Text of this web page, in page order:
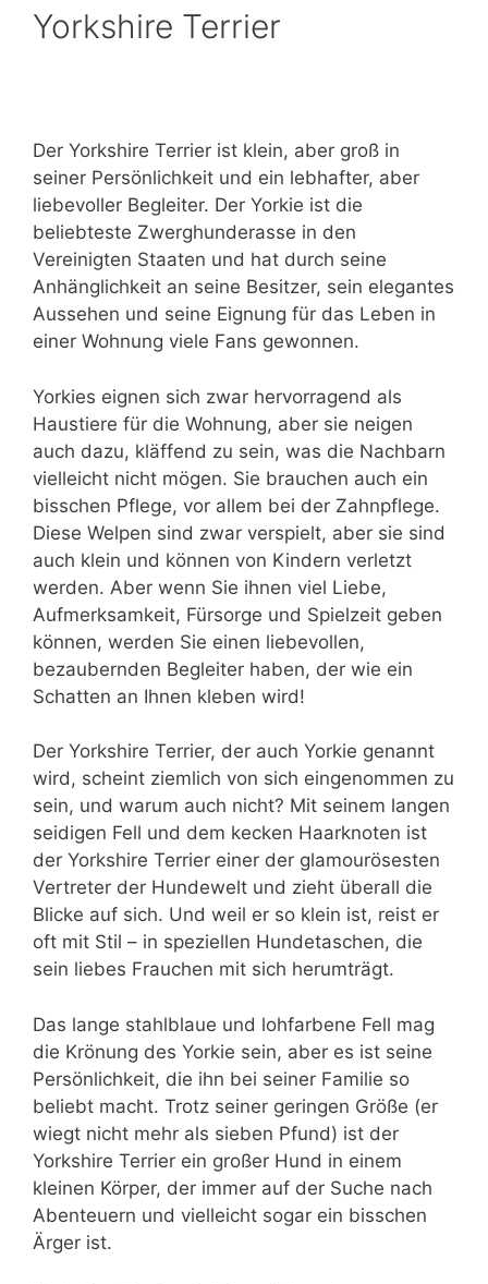
Yorkshire Terrier
Der Yorkshire Terrier ist klein, aber groß in
seiner Persönlichkeit und ein lebhafter, aber
liebevoller Begleiter. Der Yorkie ist die
beliebteste Zwerghunderasse in den
Vereinigten Staaten und hat durch seine
Anhänglichkeit an seine Besitzer, sein elegantes
Aussehen und seine Eignung für das Leben in
einer Wohnung viele Fans gewonnen.
Yorkies eignen sich zwar hervorragend als
Haustiere für die Wohnung, aber sie neigen
auch dazu, kläffend zu sein, was die Nachbarn
vielleicht nicht mögen. Sie brauchen auch ein
bisschen Pflege, vor allem bei der Zahnpflege.
Diese Welpen sind zwar verspielt, aber sie sind
auch klein und können von Kindern verletzt
werden. Aber wenn Sie ihnen viel Liebe,
Aufmerksamkeit, Fürsorge und Spielzeit geben
können, werden Sie einen liebevollen,
bezaubernden Begleiter haben, der wie ein
Schatten an Ihnen kleben wird!
Der Yorkshire Terrier, der auch Yorkie genannt
wird, scheint ziemlich von sich eingenommen zu
sein, und warum auch nicht? Mit seinem langen
seidigen Fell und dem kecken Haarknoten ist
der Yorkshire Terrier einer der glamourösesten
Vertreter der Hundewelt und zieht überall die
Blicke auf sich. Und weil er so klein ist, reist er
oft mit Stil – in speziellen Hundetaschen, die
sein liebes Frauchen mit sich herumträgt.
Das lange stahlblaue und lohfarbene Fell mag
die Krönung des Yorkie sein, aber es ist seine
Persönlichkeit, die ihn bei seiner Familie so
beliebt macht. Trotz seiner geringen Größe (er
wiegt nicht mehr als sieben Pfund) ist der
Yorkshire Terrier ein großer Hund in einem
kleinen Körper, der immer auf der Suche nach
Abenteuern und vielleicht sogar ein bisschen
Ärger ist.